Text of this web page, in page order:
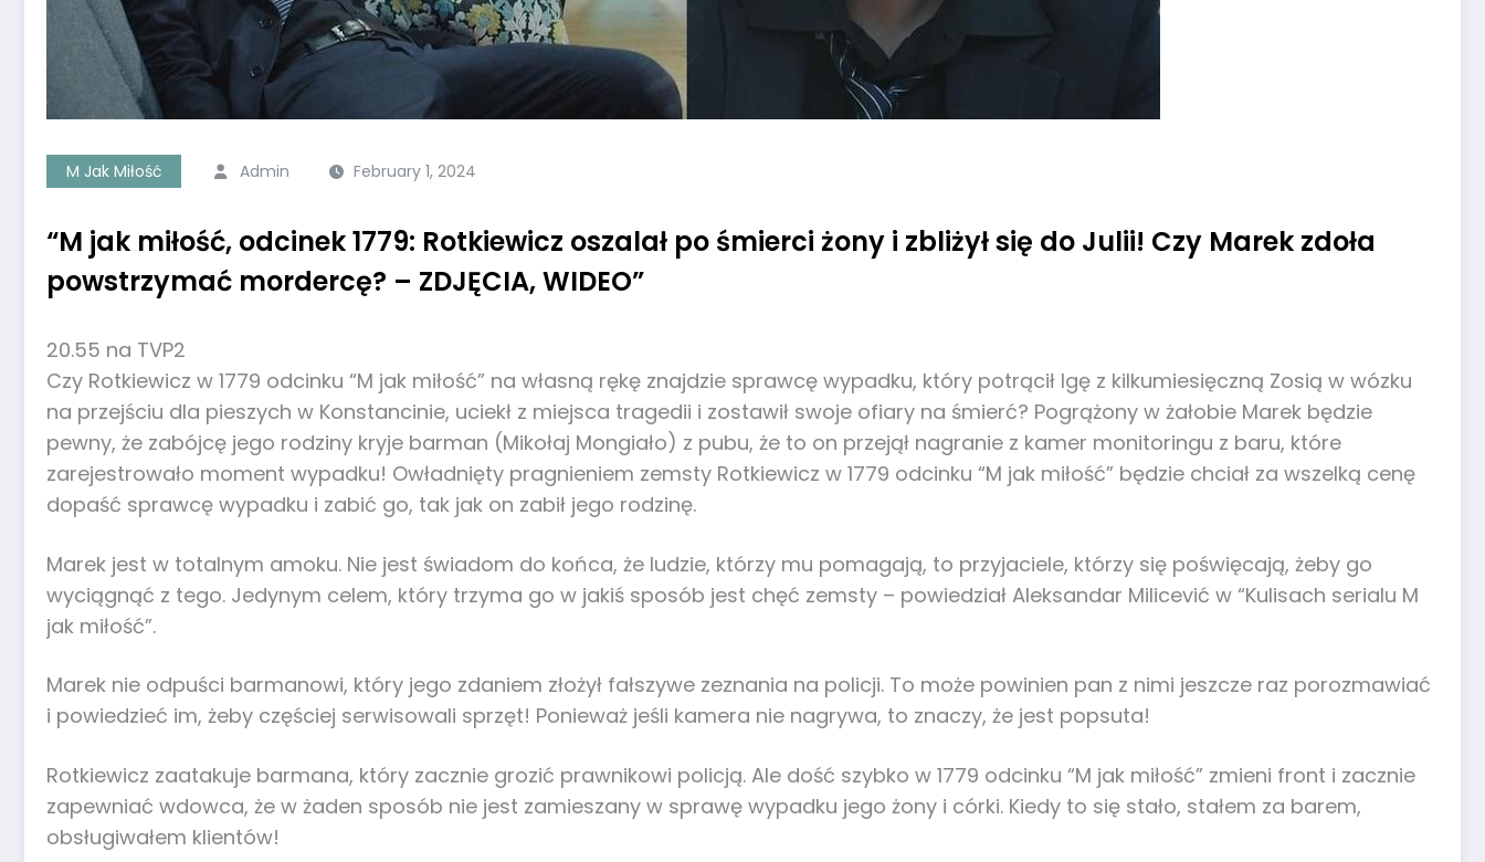
M Jak Miłość Admin February 1, 2024
“M jak miłość, odcinek 1779: Rotkiewicz oszalał po śmierci żony i zbliżył się do Julii! Czy Marek zdoła
powstrzymać mordercę? – ZDJĘCIA, WIDEO”
20.55 na TVP2
Czy Rotkiewicz w 1779 odcinku “M jak miłość” na własną rękę znajdzie sprawcę wypadku, który potrącił Igę z kilkumiesięczną Zosią w wózku
na przejściu dla pieszych w Konstancinie, uciekł z miejsca tragedii i zostawił swoje ofiary na śmierć? Pogrążony w żałobie Marek będzie
pewny, że zabójcę jego rodziny kryje barman (Mikołaj Mongiało) z pubu, że to on przejął nagranie z kamer monitoringu z baru, które
zarejestrowało moment wypadku! Owładnięty pragnieniem zemsty Rotkiewicz w 1779 odcinku “M jak miłość” będzie chciał za wszelką cenę
dopaść sprawcę wypadku i zabić go, tak jak on zabił jego rodzinę.
Marek jest w totalnym amoku. Nie jest świadom do końca, że ludzie, którzy mu pomagają, to przyjaciele, którzy się poświęcają, żeby go
wyciągnąć z tego. Jedynym celem, który trzyma go w jakiś sposób jest chęć zemsty – powiedział Aleksandar Milicević w “Kulisach serialu M
jak miłość”.
Marek nie odpuści barmanowi, który jego zdaniem złożył fałszywe zeznania na policji. To może powinien pan z nimi jeszcze raz porozmawiać
i powiedzieć im, żeby częściej serwisowali sprzęt! Ponieważ jeśli kamera nie nagrywa, to znaczy, że jest popsuta!
Rotkiewicz zaatakuje barmana, który zacznie grozić prawnikowi policją. Ale dość szybko w 1779 odcinku “M jak miłość” zmieni front i zacznie
zapewniać wdowca, że w żaden sposób nie jest zamieszany w sprawę wypadku jego żony i córki. Kiedy to się stało, stałem za barem,
obsługiwałem klientów!